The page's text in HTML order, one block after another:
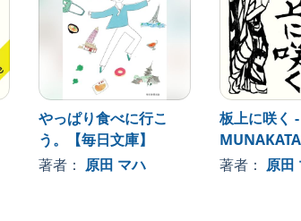
やっぱり食べに行こ
う。【毎日文庫】
著者： 原田 マハ
板上に咲く -
Van Gogh
著者： 原田